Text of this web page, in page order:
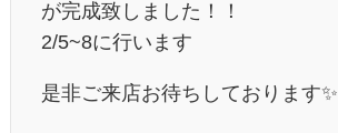
が完成致しました！！
2/5~8に行います
是非ご来店お待ちしております✨